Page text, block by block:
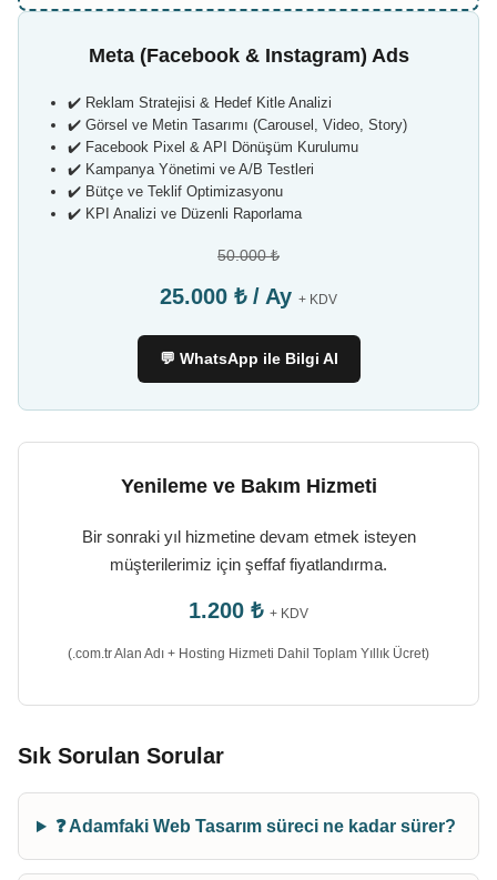
Meta (Facebook & Instagram) Ads
✔️ Reklam Stratejisi & Hedef Kitle Analizi
✔️ Görsel ve Metin Tasarımı (Carousel, Video, Story)
✔️ Facebook Pixel & API Dönüşüm Kurulumu
✔️ Kampanya Yönetimi ve A/B Testleri
✔️ Bütçe ve Teklif Optimizasyonu
✔️ KPI Analizi ve Düzenli Raporlama
50.000 ₺
25.000 ₺ / Ay + KDV
💬 WhatsApp ile Bilgi Al
Yenileme ve Bakım Hizmeti
Bir sonraki yıl hizmetine devam etmek isteyen
müşterilerimiz için şeffaf fiyatlandırma.
1.200 ₺ + KDV
(.com.tr Alan Adı + Hosting Hizmeti Dahil Toplam Yıllık Ücret)
Sık Sorulan Sorular
❓ Adamfaki Web Tasarım süreci ne kadar sürer?